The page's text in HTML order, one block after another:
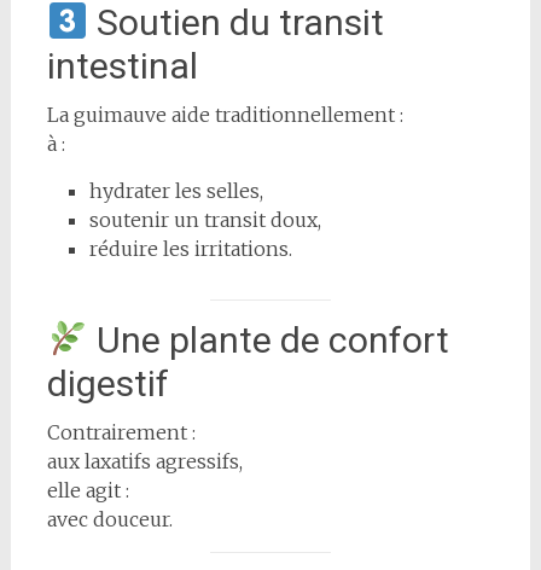
Soutien du transit
intestinal
La guimauve aide traditionnellement :
à :
hydrater les selles,
soutenir un transit doux,
réduire les irritations.
Une plante de confort
digestif
Contrairement :
aux laxatifs agressifs,
elle agit :
avec douceur.